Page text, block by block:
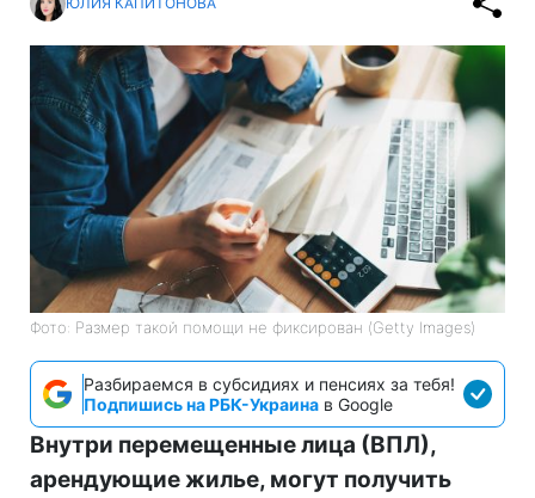
Фото: Размер такой помощи не фиксирован (Getty Images)
Разбираемся в субсидиях и пенсиях за тебя!
Подпишись на РБК-Украина в Google
Внутри перемещенные лица (ВПЛ),
арендующие жилье, могут получить